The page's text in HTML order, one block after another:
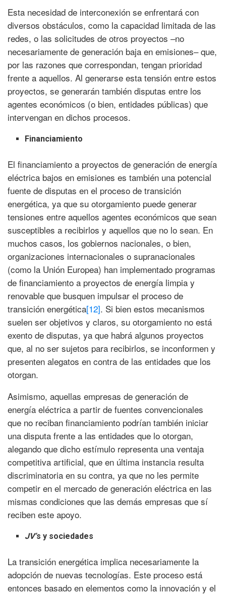
Esta necesidad de interconexión se enfrentará con
diversos obstáculos, como la capacidad limitada de las
redes, o las solicitudes de otros proyectos –no
necesariamente de generación baja en emisiones– que,
por las razones que correspondan, tengan prioridad
frente a aquellos. Al generarse esta tensión entre estos
proyectos, se generarán también disputas entre los
agentes económicos (o bien, entidades públicas) que
intervengan en dichos procesos.
Financiamiento
El financiamiento a proyectos de generación de energía
eléctrica bajos en emisiones es también una potencial
fuente de disputas en el proceso de transición
energética, ya que su otorgamiento puede generar
tensiones entre aquellos agentes económicos que sean
susceptibles a recibirlos y aquellos que no lo sean. En
muchos casos, los gobiernos nacionales, o bien,
organizaciones internacionales o supranacionales
(como la Unión Europea) han implementado programas
de financiamiento a proyectos de energía limpia y
renovable que busquen impulsar el proceso de
transición energética[12]. Si bien estos mecanismos
suelen ser objetivos y claros, su otorgamiento no está
exento de disputas, ya que habrá algunos proyectos
que, al no ser sujetos para recibirlos, se inconformen y
presenten alegatos en contra de las entidades que los
otorgan.
Asimismo, aquellas empresas de generación de
energía eléctrica a partir de fuentes convencionales
que no reciban financiamiento podrían también iniciar
una disputa frente a las entidades que lo otorgan,
alegando que dicho estímulo representa una ventaja
competitiva artificial, que en última instancia resulta
discriminatoria en su contra, ya que no les permite
competir en el mercado de generación eléctrica en las
mismas condiciones que las demás empresas que sí
reciben este apoyo.
JV’s y sociedades
La transición energética implica necesariamente la
adopción de nuevas tecnologías. Este proceso está
entonces basado en elementos como la innovación y el